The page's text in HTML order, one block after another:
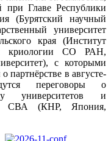
при Главе Республики
(Бурятский научный
университет
края (Институт
криологии СО РАН,
с которыми
партнёрстве в августе-
переговоры о
университетов и
СВА (КНР, Япония,